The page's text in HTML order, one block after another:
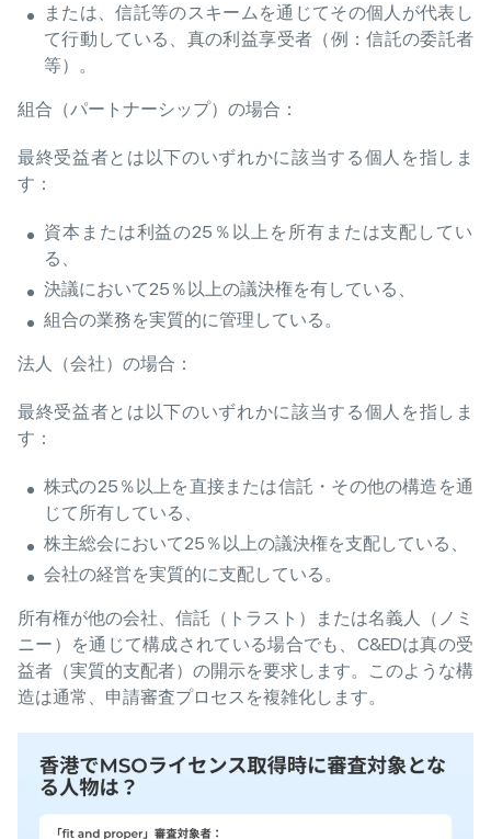
または、信託等のスキームを通じてその個人が代表し
て行動している、真の利益享受者（例：信託の委託者
等）。
組合（パートナーシップ）の場合：
最終受益者とは以下のいずれかに該当する個人を指しま
す：
資本または利益の25％以上を所有または支配してい
る、
決議において25％以上の議決権を有している、
組合の業務を実質的に管理している。
法人（会社）の場合：
最終受益者とは以下のいずれかに該当する個人を指しま
す：
株式の25％以上を直接または信託・その他の構造を通
じて所有している、
株主総会において25％以上の議決権を支配している、
会社の経営を実質的に支配している。
所有権が他の会社、信託（トラスト）または名義人（ノミ
ニー）を通じて構成されている場合でも、C&EDは真の受
益者（実質的支配者）の開示を要求します。このような構
造は通常、申請審査プロセスを複雑化します。